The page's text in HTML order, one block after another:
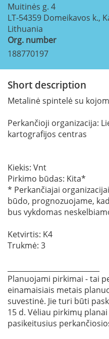
Muitinės g. 4
LT-54359 Domeikavos k.,
Lithuania
Org. number
188770197
Short description
Metalinė spintelė su
Perkančioji organizacija:
kartografijos centras
Kiekis: Vnt
Pirkimo būdas: Kita*
* Perkančiajai
būdo, prognozuojame,
bus vykdomas
Ketvirtis: K4
Trukmė: 3
Planuojami pirkimai - tai
einamaisiais metais
suvestinė. Jie turi būti
15 d. Vėliau pirkimų
pasikeitusius